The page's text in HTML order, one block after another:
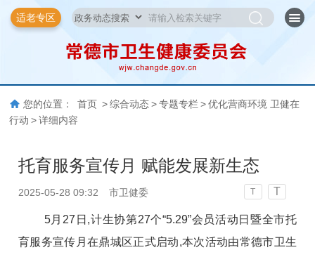
适老专区
您的位置： 首页 > 综合动态 > 专题专栏 > 优化营商环境 卫健在
行动 > 详细内容
托育服务宣传月 赋能发展新生态
2025-05-28 09:32 市卫健委 T T
5月27日,计生协第27个“5.29”会员活动日暨全市托
育服务宣传月在鼎城区正式启动,本次活动由常德市卫生